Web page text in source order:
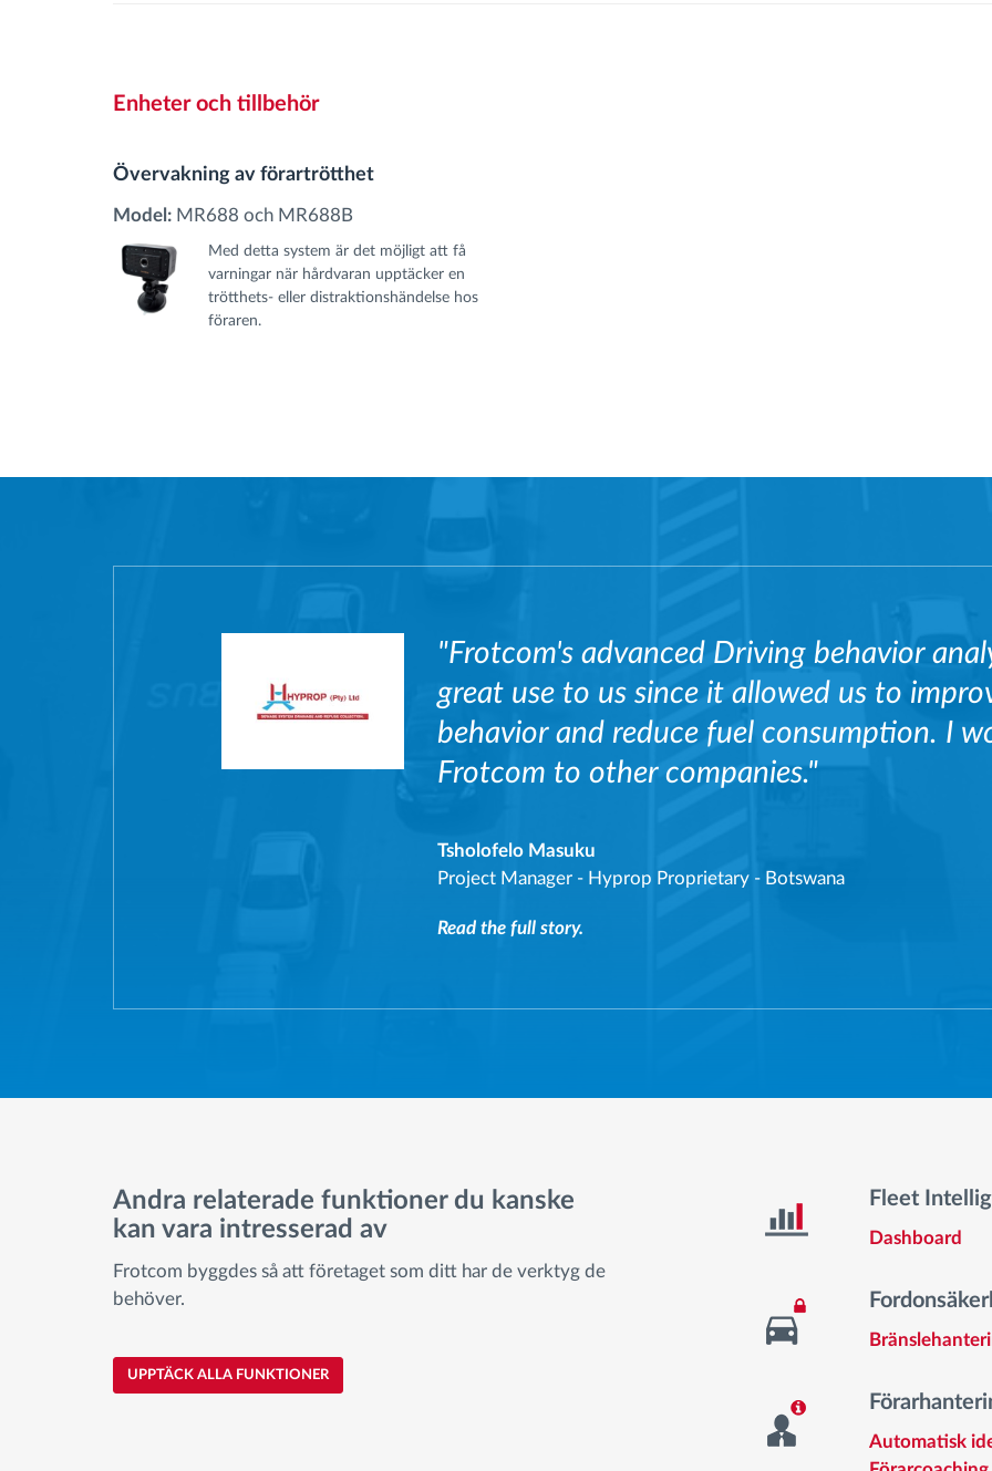
Enheter och tillbehör
Övervakning av förartrötthet
Model: MR688 och MR688B
Med detta system är det möjligt att få
varningar när hårdvaran upptäcker en
trötthets- eller distraktionshändelse hos
föraren.
"Frotcom's advanced Driving behavior
great use to us since it allowed us to
behavior and reduce fuel consumption. I
Frotcom to other companies."
Tsholofelo Masuku
Project Manager - Hyprop Proprietary - Botswana
Read the full story.
Andra relaterade funktioner du kanske
kan vara intresserad av
Frotcom byggdes så att företaget som ditt har de verktyg de
behöver.
UPPTÄCK ALLA FUNKTIONER
Fleet
Dashboard
Automatisk